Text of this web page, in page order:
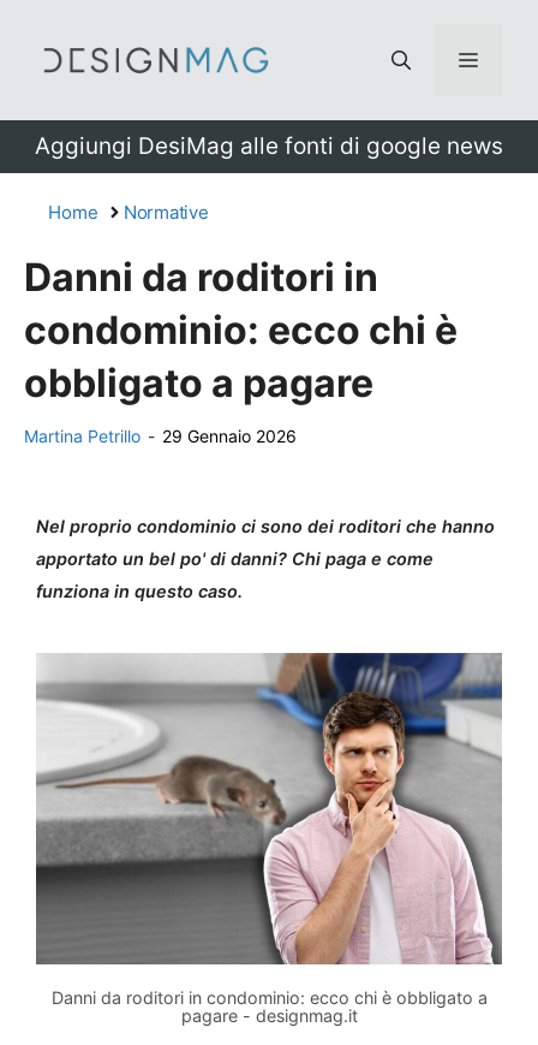
Menu
Aggiungi DesiMag alle fonti di google news
Home Normative
Danni da roditori in
condominio: ecco chi è
obbligato a pagare
Martina Petrillo - 29 Gennaio 2026
Nel proprio condominio ci sono dei roditori che hanno
apportato un bel po' di danni? Chi paga e come
funziona in questo caso.
Danni da roditori in condominio: ecco chi è obbligato a
pagare - designmag.it